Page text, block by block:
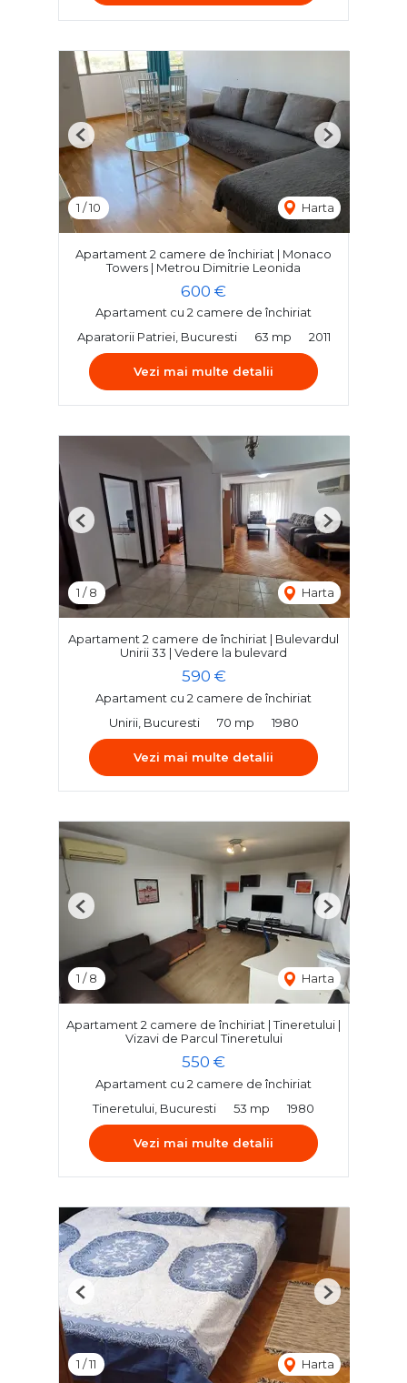
1 /10 Harta
Previous Next
Apartament 2 camere de închiriat | Monaco
Towers | Metrou Dimitrie Leonida
600 €
Apartament cu 2 camere de închiriat
Aparatorii Patriei, Bucuresti
63 mp 2011
Vezi mai multe detalii
1 /8 Harta
Previous Next
Apartament 2 camere de închiriat | Bulevardul
Unirii 33 | Vedere la bulevard
590 €
Apartament cu 2 camere de închiriat
Unirii, Bucuresti
70 mp 1980
Vezi mai multe detalii
1 /8 Harta
Previous Next
Apartament 2 camere de închiriat | Tineretului |
Vizavi de Parcul Tineretului
550 €
Apartament cu 2 camere de închiriat
Tineretului, Bucuresti
53 mp 1980
Vezi mai multe detalii
1 /11 Harta
Previous Next